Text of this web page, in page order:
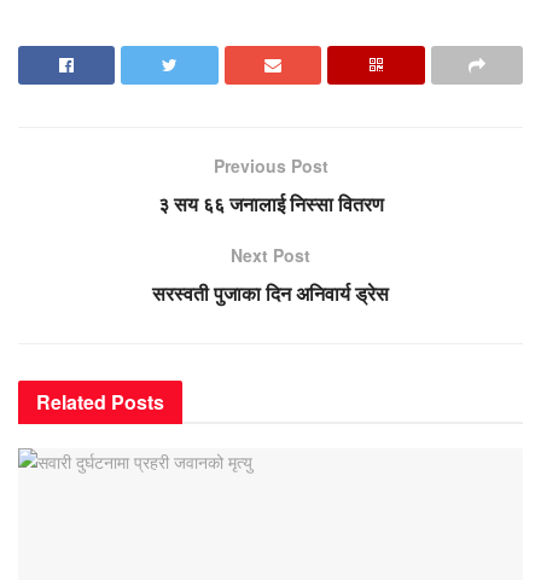
Previous Post
३ सय ६६ जनालाई निस्सा वितरण
Next Post
सरस्वती पुजाका दिन अनिवार्य ड्रेस
Related Posts